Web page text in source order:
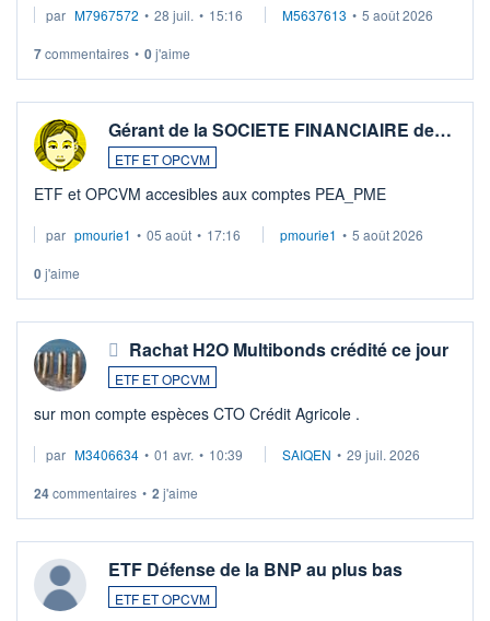
par M7967572 • 28 juil. • 15:16 M5637613 • 5 août 2026
7commentaires • 0j'aime
Gérant de la SOCIETE FINANCIAIRE de…
ETF ET OPCVM
ETF et OPCVM accesibles aux comptes PEA_PME
par pmourie1 • 05 août • 17:16 pmourie1 • 5 août 2026
0j'aime
Rachat H2O Multibonds crédité ce jour
ETF ET OPCVM
sur mon compte espèces CTO Crédit Agricole .
par M3406634 • 01 avr. • 10:39 SAIQEN • 29 juil. 2026
24commentaires • 2 j'aime
ETF Défense de la BNP au plus bas
ETF ET OPCVM